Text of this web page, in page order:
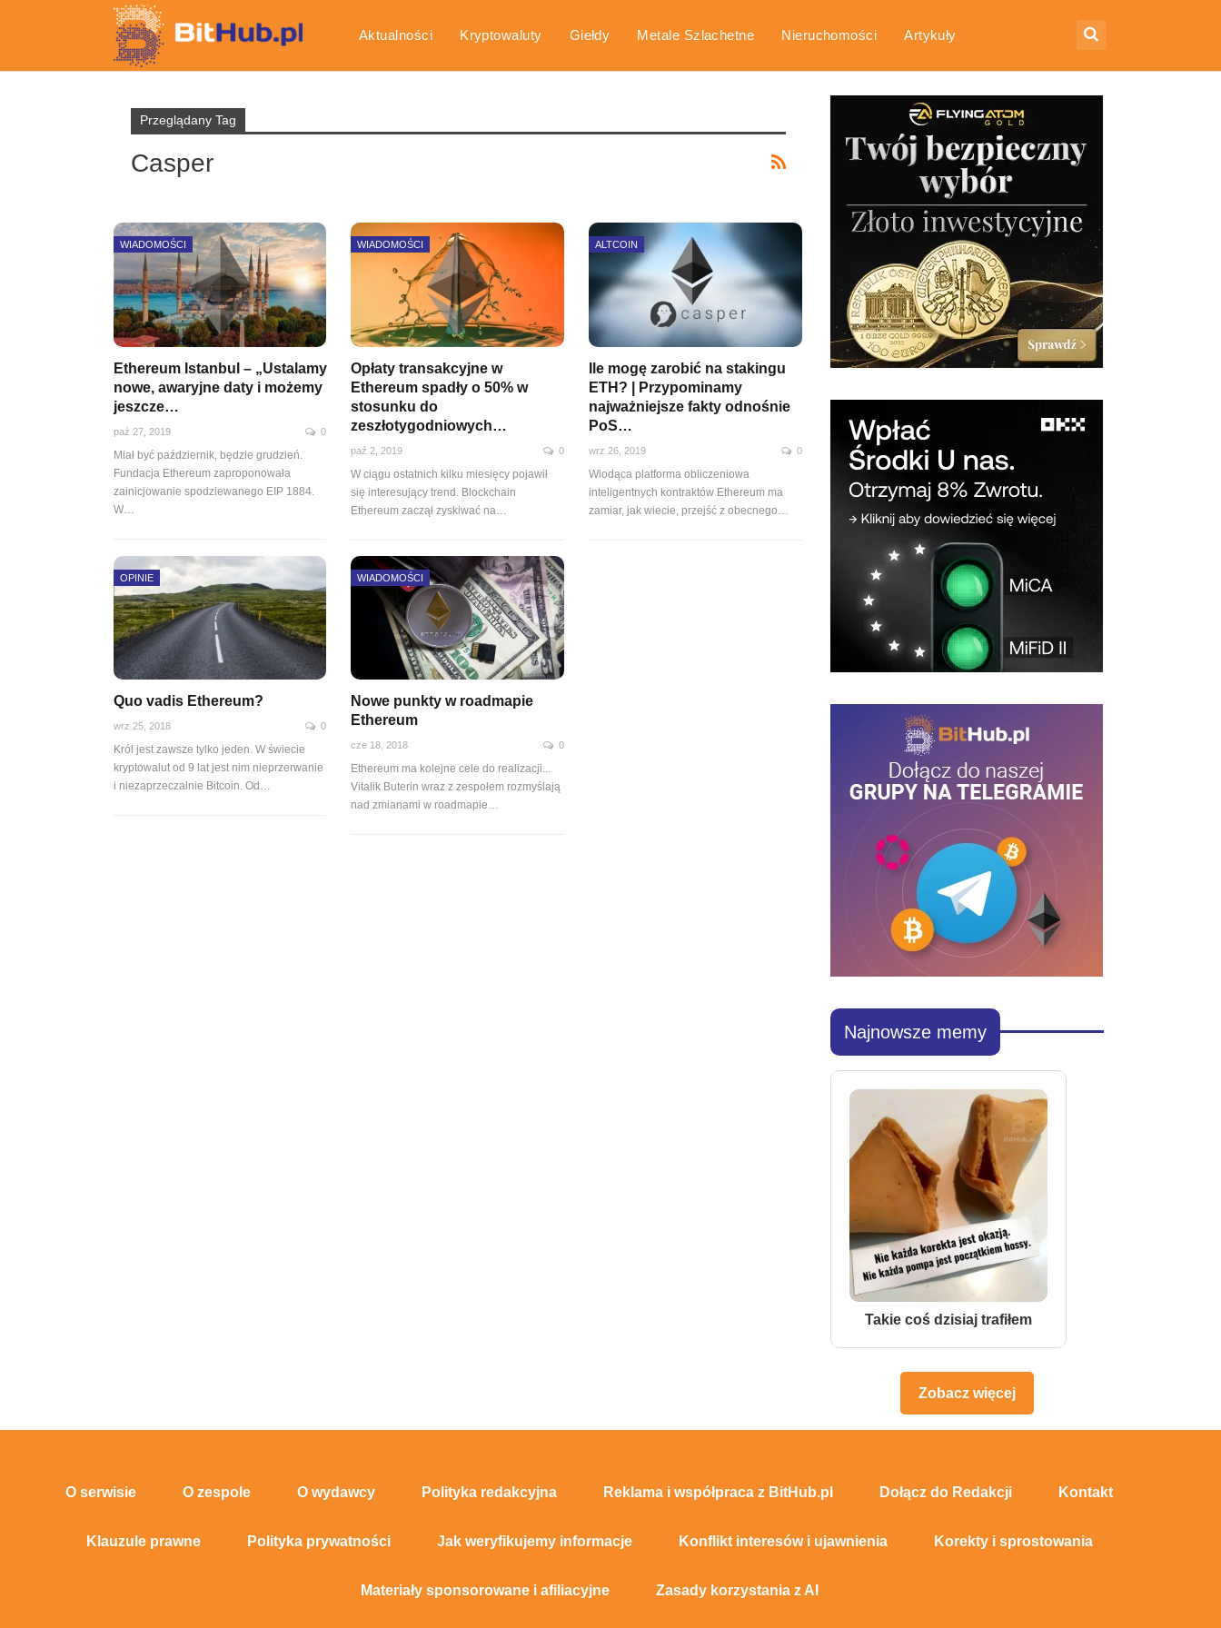
Aktualności Kryptowaluty Giełdy Metale Szlachetne Nieruchomości Artykuły
Przeglądany Tag
Casper
WIADOMOŚCI
Ethereum Istanbul – „Ustalamy
nowe, awaryjne daty i możemy
jeszcze…
paź 27, 2019 0
Miał być październik, będzie grudzień.
Fundacja Ethereum zaproponowała
zainicjowanie spodziewanego EIP 1884.
W…
WIADOMOŚCI
Opłaty transakcyjne w
Ethereum spadły o 50% w
stosunku do
zeszłotygodniowych…
paź 2, 2019 0
W ciągu ostatnich kilku miesięcy pojawił
się interesujący trend. Blockchain
Ethereum zaczął zyskiwać na
ALTCOIN
Ile mogę zarobić na stakingu
ETH? | Przypominamy
najważniejsze fakty odnośnie
PoS…
wrz 26, 2019 0
Wiodąca platforma obliczeniowa
inteligentnych kontraktów Ethereum ma
zamiar, jak wiecie, przejść z obecnego
OPINIE
Quo vadis Ethereum?
wrz 25, 2018 0
Król jest zawsze tylko jeden. W świecie
kryptowalut od 9 lat jest nim nieprzerwanie
i niezaprzeczalnie Bitcoin. Od…
WIADOMOŚCI
Nowe punkty w roadmapie
Ethereum
cze 18, 2018 0
Ethereum ma kolejne cele do realizacji...
Vitalik Buterin wraz z zespołem rozmyślają
nad zmianami w roadmapie…
Najnowsze memy
Takie coś dzisiaj trafiłem
Zobacz więcej
O serwisie O zespole O wydawcy Polityka redakcyjna Reklama i współpraca z BitHub.pl Dołącz do Redakcji Kontakt
Klauzule prawne Polityka prywatności Jak weryfikujemy informacje Konflikt interesów i ujawnienia Korekty i sprostowania
Materiały sponsorowane i afiliacyjne Zasady korzystania z AI